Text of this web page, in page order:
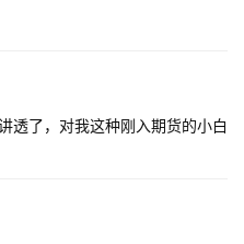
透了，对我这种刚入期货的小白